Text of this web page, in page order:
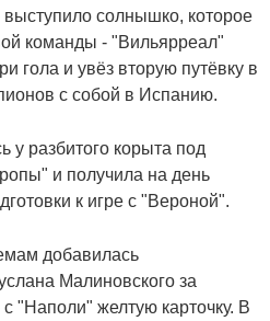
выступило солнышко, которое
команды - "Вильярреал"
гола и увёз вторую путёвку в
с собой в Испанию.
у разбитого корыта под
и получила на день
к игре с "Вероной".
добавилась
Малиновского за
"Наполи" желтую карточку. В